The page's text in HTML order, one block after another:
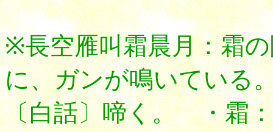
※長空雁叫霜晨月：霜
に、ガンが鳴いてい
〔白話〕啼く。 ・霜